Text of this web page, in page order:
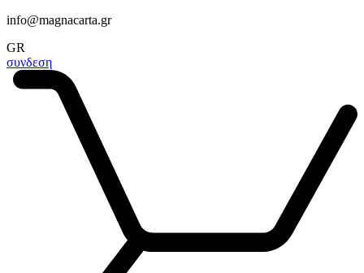
info@magnacarta.gr
GR
συνδεση